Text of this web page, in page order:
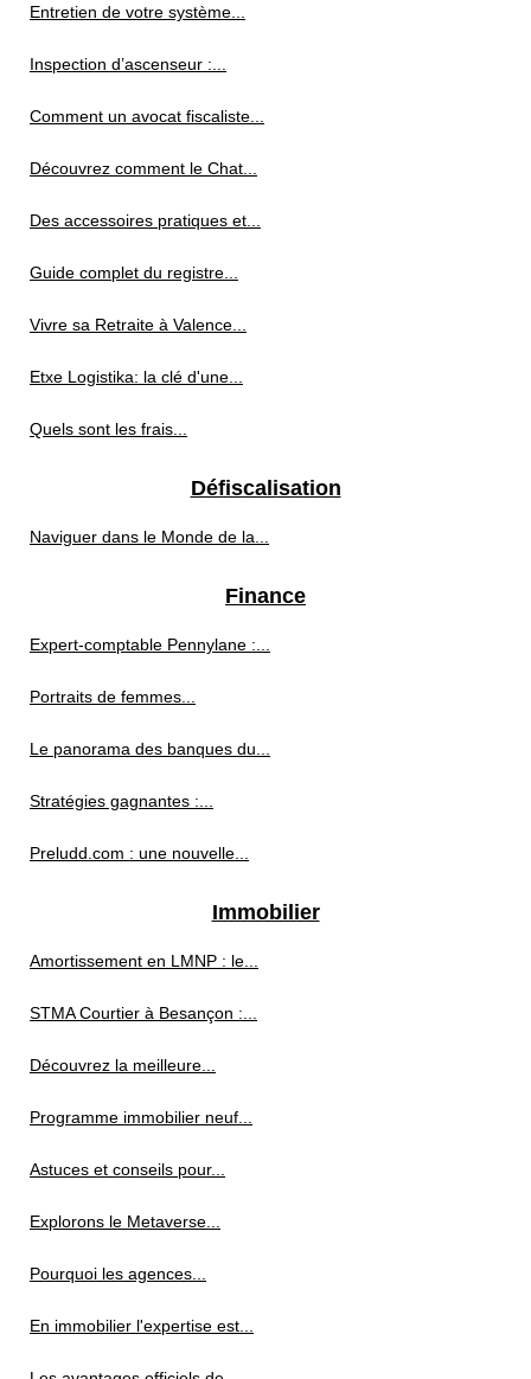
Entretien de votre système...
Inspection d’ascenseur :...
Comment un avocat fiscaliste...
Découvrez comment le Chat...
Des accessoires pratiques et...
Guide complet du registre...
Vivre sa Retraite à Valence...
Etxe Logistika: la clé d'une...
Quels sont les frais...
Défiscalisation
Naviguer dans le Monde de la...
Finance
Expert-comptable Pennylane :...
Portraits de femmes...
Le panorama des banques du...
Stratégies gagnantes :...
Preludd.com : une nouvelle...
Immobilier
Amortissement en LMNP : le...
STMA Courtier à Besançon :...
Découvrez la meilleure...
Programme immobilier neuf...
Astuces et conseils pour...
Explorons le Metaverse...
Pourquoi les agences...
En immobilier l'expertise est...